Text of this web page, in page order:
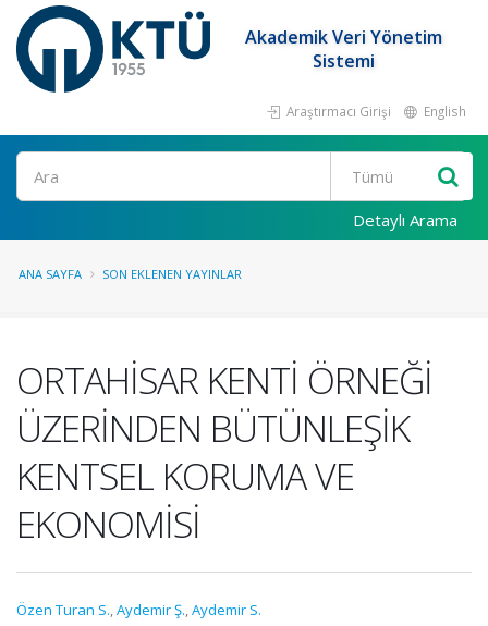
Akademik Veri Yönetim
Sistemi
Araştırmacı Girişi English
Ara
Detaylı Arama
ANA SAYFA SON EKLENEN YAYINLAR
ORTAHİSAR KENTİ ÖRNEĞİ
ÜZERİNDEN BÜTÜNLEŞİK
KENTSEL KORUMA VE
EKONOMİSİ
Özen Turan S.,Aydemir Ş.,Aydemir S.